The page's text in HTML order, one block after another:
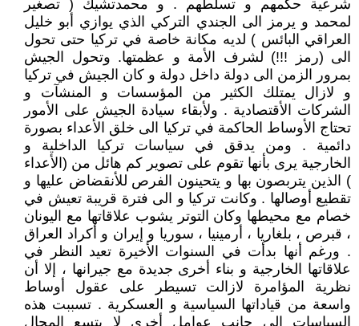
شرعية حكمهم و تسلطهم . و محمدتشيك ( تصغير
لمحمد و يرمز الى الجندي التركي الذي يوازي أبو خليل
العراقي البائس ) لديه مكانة خاصة في تركيا حتى تحول
الى (رمز !!!) لشرف الأمة و عظمتها. وتحول الجيش
بمرور الزمن الى دولة داخل دولة و كان الجيش في تركيا
و لازال يمتلك الكثير من المؤسسات و المنشآت و
الشركات الأقتصادية . ولأبقاء سيادة الجيش على الأمور
تحتاج الأوساط الحاكمة في تركيا الى خلق الأعداء بصورة
دائمية . ومن يدقق في سياسات تركيا الداخلية و
الخارجية يرى بأنها تقوم على تصوير كم هائل من (الأعداء
) الذين يتربصون بها و يتحينون الفرص للأنقضاض عليها و
تقطيع أوصالها . وكانت تركيا و الى فترة قريبة تعيش في
خصام مع محيطها وكان التوتر يشوب علاقاتها مع اليونان
، قبرص ، بلغاريا ، أرمينيا ، سوريا و إيران و أكراد العراق
. ورغم أنها بدأت في السنوات الأخيرة تعيد النظر في
علاقاتها الخارجية و بناء أخرى جديدة مع جيرانها ، إلا أن
نظرية المؤامرة لازالت تسيطر على عقول أوساط
واسعة من قياداتها السياسية و العسكرية . تسببت هذه
السياسات الى جانب عوامل أخرى لا يتسع المجال